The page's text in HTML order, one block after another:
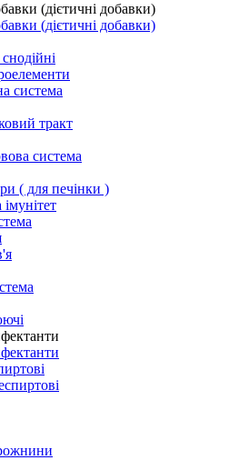
(дієтичні добавки)
(дієтичні добавки)
система
тракт
система
( для печінки )